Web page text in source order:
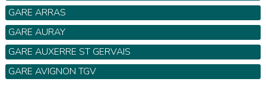
GARE ARRAS
GARE AURAY
GARE AUXERRE ST GERVAIS
GARE AVIGNON TGV